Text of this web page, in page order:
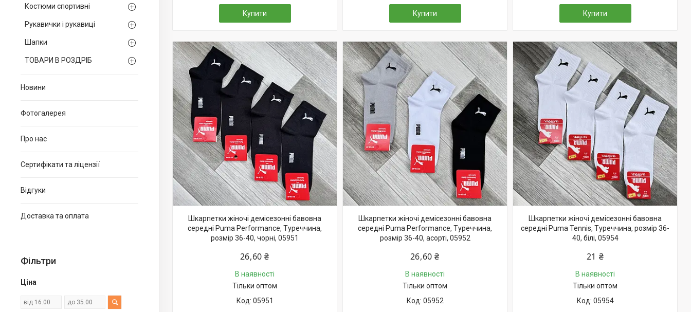
Костюми спортивні
Рукавички і рукавиці
Шапки
ТОВАРИ В РОЗДРІБ
Новини
Фотогалерея
Про нас
Сертифікати та ліцензії
Відгуки
Доставка та оплата
Фільтри
Ціна
Купити Купити Купити
Шкарпетки жіночі демісезонні бавовна
середні Puma Performance, Туреччина,
розмір 36-40, чорні, 05951
26,60 ₴
В наявності
Тільки оптом
05951
Шкарпетки жіночі демісезонні бавовна
середні Puma Performance, Туреччина,
розмір 36-40, асорті, 05952
26,60 ₴
В наявності
Тільки оптом
05952
Шкарпетки жіночі демісезонні бавовна
середні Puma Tennis, Туреччина, розмір 36-
40, білі, 05954
21 ₴
В наявності
Тільки оптом
05954